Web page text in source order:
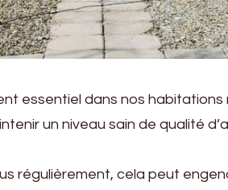
essentiel dans nos habitations
un niveau sain de qualité
régulièrement, cela peut